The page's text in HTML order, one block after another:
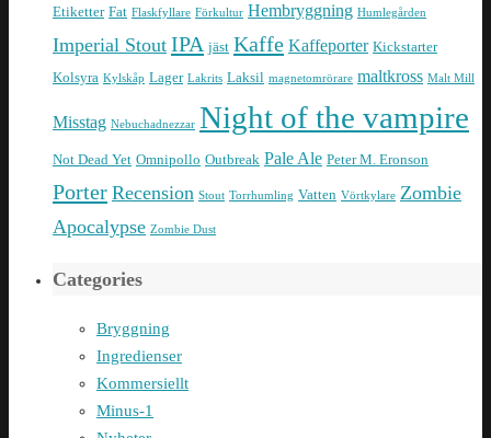
Etiketter Fat Flaskfyllare Förkultur Hembryggning Humlegården
Imperial Stout IPA jäst Kaffe Kaffeporter Kickstarter
Kolsyra Kylskåp Lager Lakrits Laksil magnetomrörare maltkross Malt Mill
Misstag Nebuchadnezzar Night of the vampire
Not Dead Yet Omnipollo Outbreak Pale Ale Peter M. Eronson
Porter Recension Stout Torrhumling Vatten Vörtkylare Zombie
Apocalypse Zombie Dust
Categories
Bryggning
Ingredienser
Kommersiellt
Minus-1